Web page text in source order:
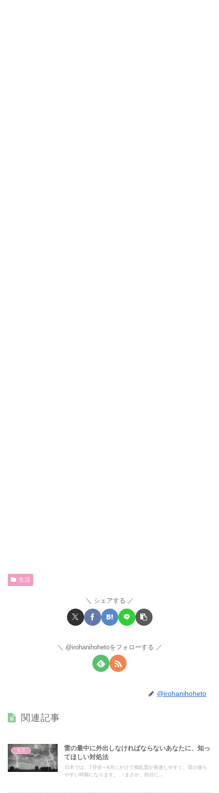
生活
シェアする
@irohanihohetoをフォローする
@irohanihoheto
関連記事
生活
雷の最中に外出しなければならないあなたに、知っ
てほしい対処法
日本では、7月頃～8月にかけて積乱雲が発達しやすく、雷の落ち
やすい時期になります。 「まさか、自分に...